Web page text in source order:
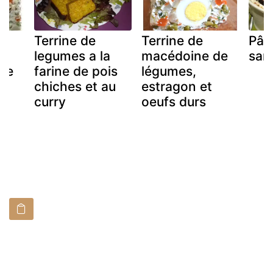
Terrine de
legumes a la
farine de pois
chiches et au
curry
Terrine de
macédoine de
légumes,
estragon et
oeufs durs